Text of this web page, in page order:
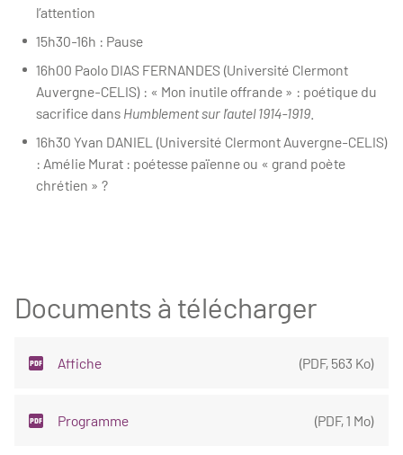
l’attention
15h30-16h : Pause
16h00 Paolo DIAS FERNANDES (Université Clermont
Auvergne-CELIS) : « Mon inutile offrande » : poétique du
sacrifice dans Humblement sur l’autel 1914-1919
16h30 Yvan DANIEL (Université Clermont Auvergne-CELIS)
: Amélie Murat : poétesse païenne ou « grand poète
chrétien » ?
Documents à télécharger
Affiche (PDF, 563 Ko)
Programme (PDF,1 Mo)